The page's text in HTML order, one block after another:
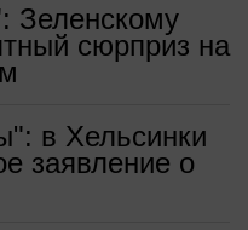
Зеленскому
сюрприз на
в Хельсинки
заявление о